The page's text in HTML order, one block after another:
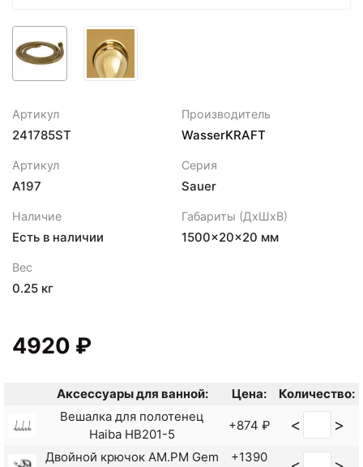
Артикул
241785ST
Производитель
WasserKRAFT
Артикул
A197
Серия
Sauer
Наличие
Есть в наличии
Габариты (ДхШхВ)
1500×20×20 мм
Вес
0.25 кг
4920 ₽
Аксессуары для ванной: Цена:
Количество:
Вешалка для полотенец
Haiba HB201-5
+874 ₽ < >
Двойной крючок AM.PM Gem
+1390